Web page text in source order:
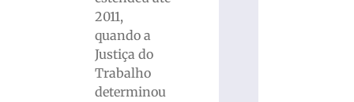
2011,
quando a
Justiça do
Trabalho
determinou